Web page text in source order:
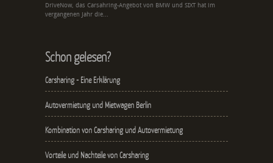
DriveNow, das Carsahring-Angebot von BMW und SIXT hat im
vergangenen Jahr die...
Schon gelesen?
Carsharing - Eine Erklärung
Autovermietung und Mietwagen Berlin
Kombination von Carsharing und Autovermietung
Vorteile und Nachteile von Carsharing